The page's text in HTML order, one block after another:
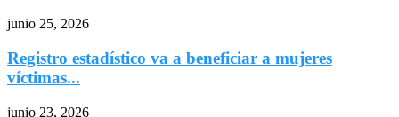
junio 25, 2026
Registro estadístico va a beneficiar a mujeres
víctimas...
junio 23, 2026